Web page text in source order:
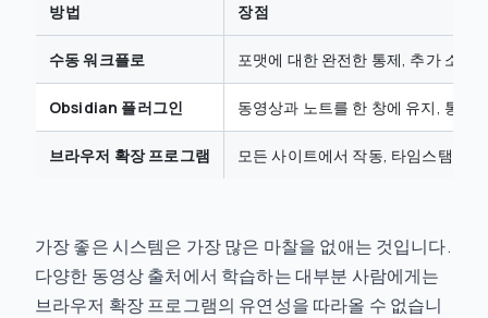
방법 장점
수동 워크플로 포맷에 대한 완전한 통제, 추가 소프
Obsidian 플러그인 동영상과 노트를 한 창에 유지, 통합
브라우저 확장 프로그램 모든 사이트에서 작동, 타임스탬프
가장 좋은 시스템은 가장 많은 마찰을 없애는 것입니다.
다양한 동영상 출처에서 학습하는 대부분 사람에게는
브라우저 확장 프로그램의 유연성을 따라올 수 없습니